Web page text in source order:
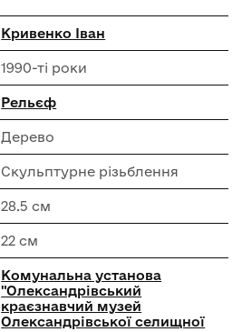
Кривенко Іван
1990-ті роки
Рельєф
Дерево
Скульптурне різьблення
28.5 см
22 см
Комунальна установа
"Олександрівський
краєзнавчий музей
Олександрівської селищної